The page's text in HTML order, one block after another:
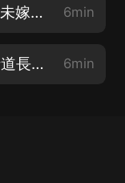
陸小琬行商手札 第007集 雲英未嫁論寡婦 下 6min
陸小琬行商手札 第008集 三清道長解身世 上 6min